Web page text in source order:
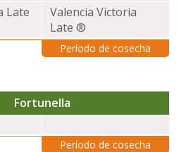
Late
Valencia Victoria
Late ®
Período de cosecha
Fortunella
Período de cosecha